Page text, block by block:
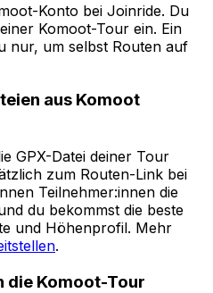
Konto bei Joinride. Du
Komoot-Tour ein. Ein
nur, um selbst Routen auf
aus Komoot
GPX-Datei deiner Tour
zum Routen-Link bei
Teilnehmer:innen die
du bekommst die beste
und Höhenprofil. Mehr
.
die Komoot-Tour